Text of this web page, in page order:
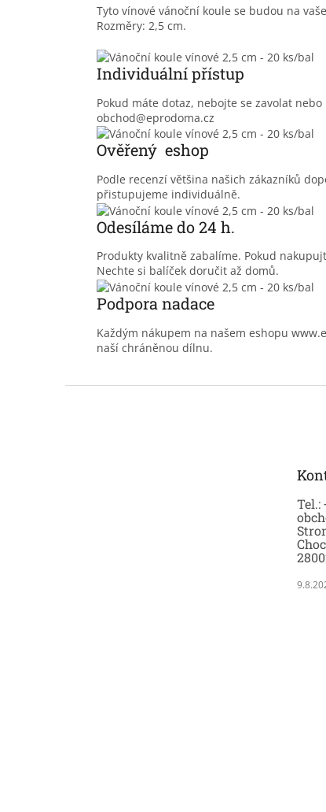
Tyto vínové vánoční koule se budou na
Rozměry: 2,5 cm.
Individuální přístup
Pokud máte dotaz, nebojte se zavolat
obchod@eprodoma.cz
Ověřený eshop
Podle recenzí většina našich zákazníků
přistupujeme individuálně.
Odesíláme do 24 h.
Produkty kvalitně zabalíme. Pokud
Nechte si balíček doručit až domů.
Podpora nadace
Každým nákupem na našem eshopu
naší chráněnou dílnu.
Tel.: